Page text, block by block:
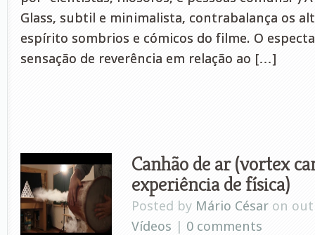
Glass, subtil e minimalista, contrabalança os
espírito sombrios e cómicos do filme. O
sensação de reverência em relação ao […]
Canhão de ar (vortex
experiência de física)
Posted by Mário César on
Vídeos | 0 comments